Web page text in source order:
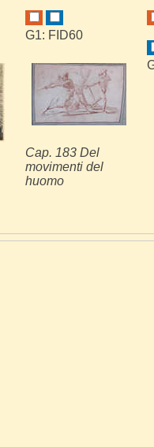
G1: FID60
Cap. 183 Del
movimenti del
huomo